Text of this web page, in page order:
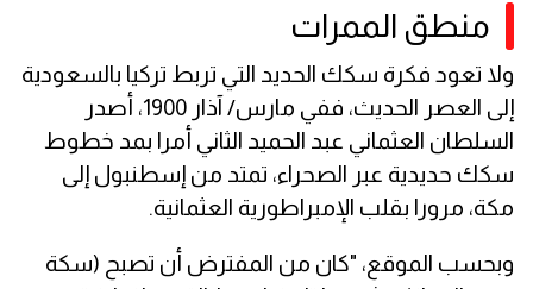
منطق الممرات
ولا تعود فكرة سكك الحديد التي تربط تركيا بالسعودية
إلى العصر الحديث، ففي مارس/ آذار 1900، أصدر
السلطان العثماني عبد الحميد الثاني أمرا بمد خطوط
سكك حديدية عبر الصحراء، تمتد من إسطنبول إلى
مكة، مرورا بقلب الإمبراطورية العثمانية.
وبحسب الموقع، "كان من المفترض أن تصبح (سكة